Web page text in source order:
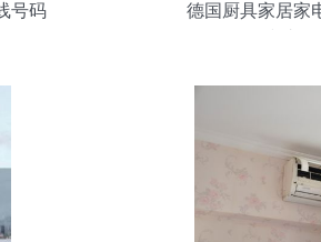
号码
德国厨具家居家